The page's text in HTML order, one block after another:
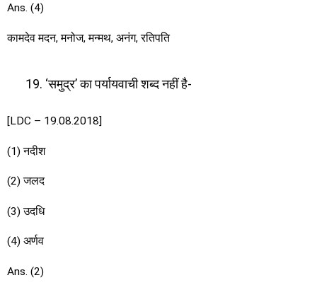
Ans. (4)
कामदेव मदन, मनोज, मन्मथ, अनंग, रतिपति
‘समुद्र’ का पर्यायवाची शब्द नहीं है-
[LDC – 19.08.2018]
(1) नदीश
(2) जलद
(3) उदधि
(4) अर्णव
Ans. (2)